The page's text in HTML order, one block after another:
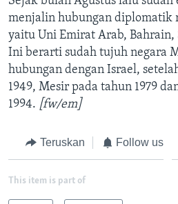
menjalin hubungan diplomatik
yaitu Uni Emirat Arab, Bahrain,
Ini berarti sudah tujuh negara
hubungan dengan Israel,
1949, Mesir pada tahun 1979
1994. [fw/em]
Teruskan Follow us
This item is part of